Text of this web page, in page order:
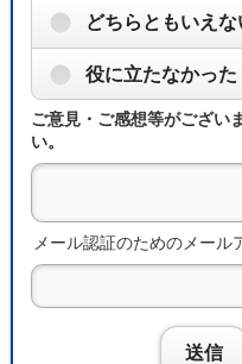
どちらともいえな
役に立たなかった
ご意見・ご感想等がござい
い。
メール認証のためのメール
送信